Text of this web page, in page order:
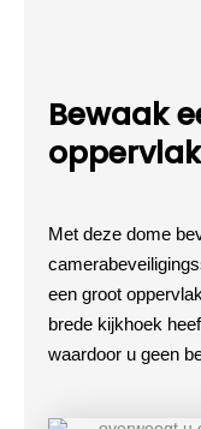
Bewaak
Met deze dome
een groot
brede kijkhoek
waardoor u geen